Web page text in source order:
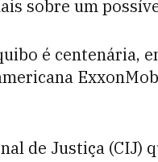
sobre um
é centenária,
de Justiça (CIJ)